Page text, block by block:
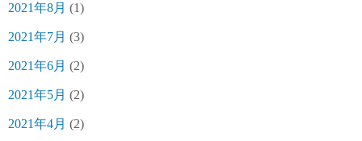
2021年8月 (1)
2021年7月 (3)
2021年6月 (2)
2021年5月 (2)
2021年4月 (2)